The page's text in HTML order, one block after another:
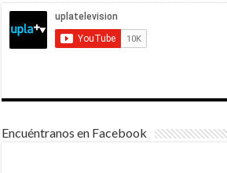
Encuéntranos en Facebook